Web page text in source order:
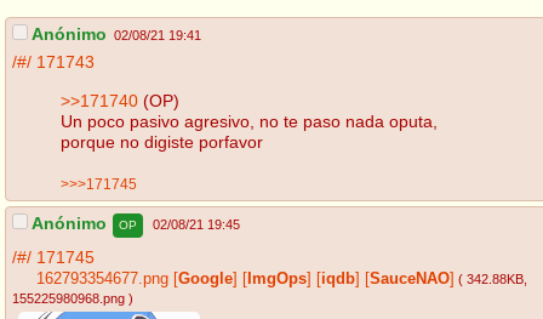
Anónimo 02/08/21 19:41
/#/ 171743
>>171740 (OP)
Un poco pasivo agresivo, no te paso nada oputa,
porque no digiste porfavor
>>>171745
Anónimo OP 02/08/21 19:45
/#/ 171745
162793354677.png Google ImgOps iqdb SauceNAO ( 342.88KB
155225980968.png )